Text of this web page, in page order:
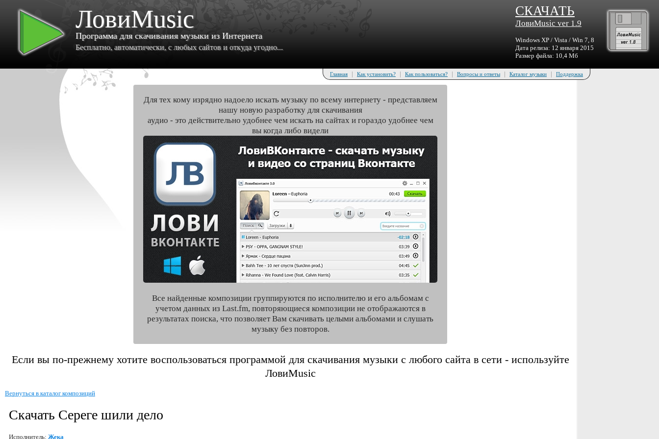
ЛовиMusic
Программа для скачивания музыки из Интернета
Бесплатно, автоматически, с любых сайтов и откуда угодно...
СКАЧАТЬ
ЛовиMusic ver 1.9
Windows XP / Vista / Win 7, 8
Дата релиза: 12 января 2015
Размер файла: 10,4 Мб
Главная | Как установить? | Как пользоваться? | Вопросы и ответы | Каталог музыки | Поддержка
Для тех кому изрядно надоело искать музыку по всему интернету - представляем
нашу новую разработку для скачивания
аудио - это действительно удобнее чем искать на сайтах и гораздо удобнее чем
вы когда либо видели
Все найденные композиции группируются по исполнителю и его альбомам с
учетом данных из Last.fm, повторяющиеся композиции не отображаются в
результатах поиска, что позволяет Вам скачивать целыми альбомами и слушать
музыку без повторов.
Если вы по-прежнему хотите воспользоваться программой для скачивания музыки с любого сайта в сети - используйте
ЛовиMusic
Вернуться в каталог композиций
Скачать Сереге шили дело
Исполнитель: Жека